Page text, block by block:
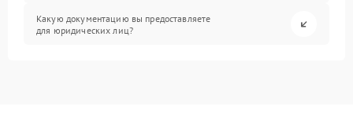
Какую документацию вы предоставляете
для юридических лиц?